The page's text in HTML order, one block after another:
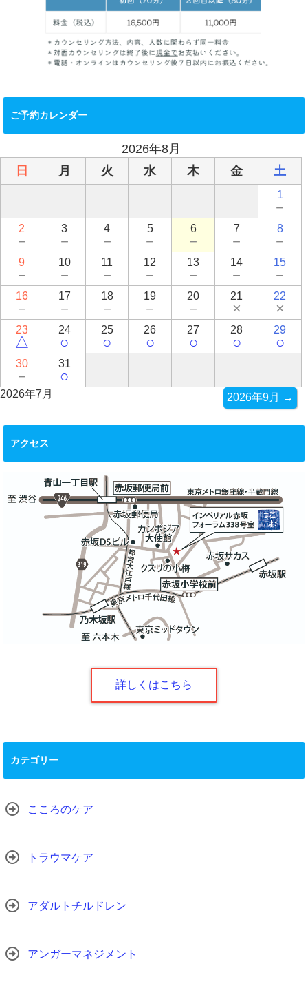
ご予約カレンダー
2026年8月
日
月 火 水 木 金 土
1
－
2
－
3
－
4
－
5
－
6
－
7
－
8
－
9
－
10
－
11
－
12
－
13
－
14
－
15
－
16
－
17
－
18
－
19
－
20
－
21
×
22
×
23
△
24
○
25
○
26
○
27
○
28
○
29
○
30
－
31
○
2026年7月 2026年9月 →
アクセス
詳しくはこちら
カテゴリー
こころのケア
トラウマケア
アダルトチルドレン
アンガーマネジメント